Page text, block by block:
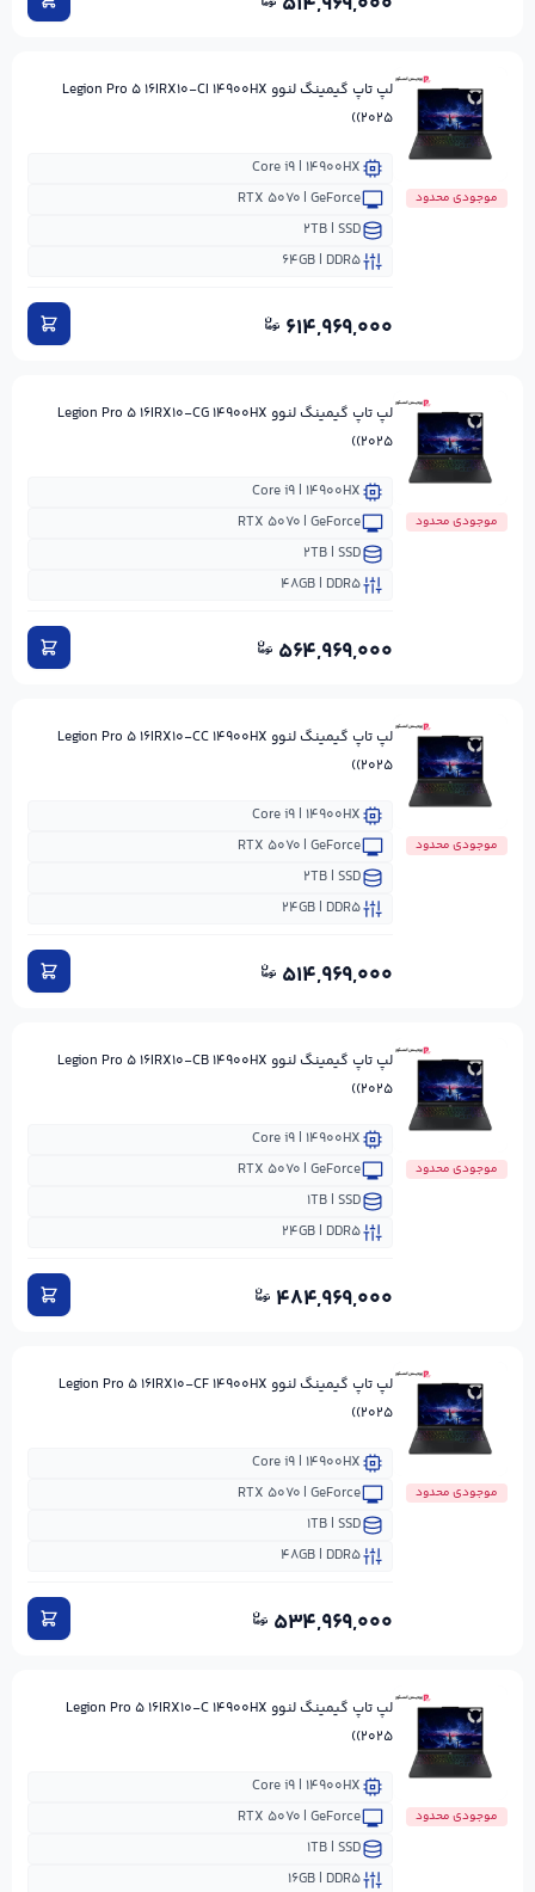
موجودی محدود
لپ تاپ گیمینگ لنوو Legion Pro ۵ ۱۶IRX۱۰-CI ۱۴۹۰۰HX
(۲۰۲۵)
Core i۹ | ۱۴۹۰۰HX
RTX ۵۰۷۰ | GeForce
۲TB | SSD
۶۴GB | DDR۵
۶۱۴,۹۶۹,۰۰۰
موجودی محدود
لپ تاپ گیمینگ لنوو Legion Pro ۵ ۱۶IRX۱۰-CG ۱۴۹۰۰HX
(۲۰۲۵)
Core i۹ | ۱۴۹۰۰HX
RTX ۵۰۷۰ | GeForce
۲TB | SSD
۴۸GB | DDR۵
۵۶۴,۹۶۹,۰۰۰
موجودی محدود
لپ تاپ گیمینگ لنوو Legion Pro ۵ ۱۶IRX۱۰-CC ۱۴۹۰۰HX
(۲۰۲۵)
Core i۹ | ۱۴۹۰۰HX
RTX ۵۰۷۰ | GeForce
۲TB | SSD
۲۴GB | DDR۵
۵۱۴,۹۶۹,۰۰۰
موجودی محدود
لپ تاپ گیمینگ لنوو Legion Pro ۵ ۱۶IRX۱۰-CB ۱۴۹۰۰HX
(۲۰۲۵)
Core i۹ | ۱۴۹۰۰HX
RTX ۵۰۷۰ | GeForce
۱TB | SSD
۲۴GB | DDR۵
۴۸۴,۹۶۹,۰۰۰
موجودی محدود
لپ تاپ گیمینگ لنوو Legion Pro ۵ ۱۶IRX۱۰-CF ۱۴۹۰۰HX
(۲۰۲۵)
Core i۹ | ۱۴۹۰۰HX
RTX ۵۰۷۰ | GeForce
۱TB | SSD
۴۸GB | DDR۵
۵۳۴,۹۶۹,۰۰۰
موجودی محدود
لپ تاپ گیمینگ لنوو Legion Pro ۵ ۱۶IRX۱۰-C ۱۴۹۰۰HX
(۲۰۲۵)
Core i۹ | ۱۴۹۰۰HX
RTX ۵۰۷۰ | GeForce
۱TB | SSD
۱۶GB | DDR۵